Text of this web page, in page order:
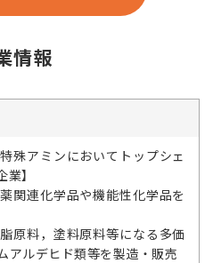
情報
殊アミンにおいてトップシェ
】
関連化学品や機能性化学品を
原料，塗料原料等になる多価
アルデヒド類等を製造・販売